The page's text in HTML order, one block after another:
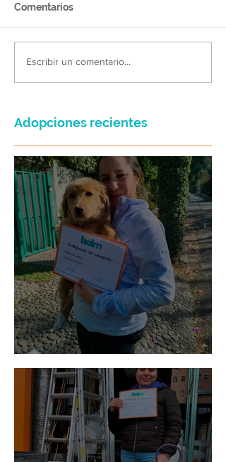
Comentarios
Escribir un comentario...
Adopciones recientes
Bellota